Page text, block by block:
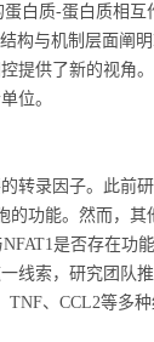
蛋白质-蛋白质相
构与机制层面阐
提供了新的视角
位。
转录因子。此前
的功能。然而，
是否存在功
线索，研究团队
、CCL2等多种